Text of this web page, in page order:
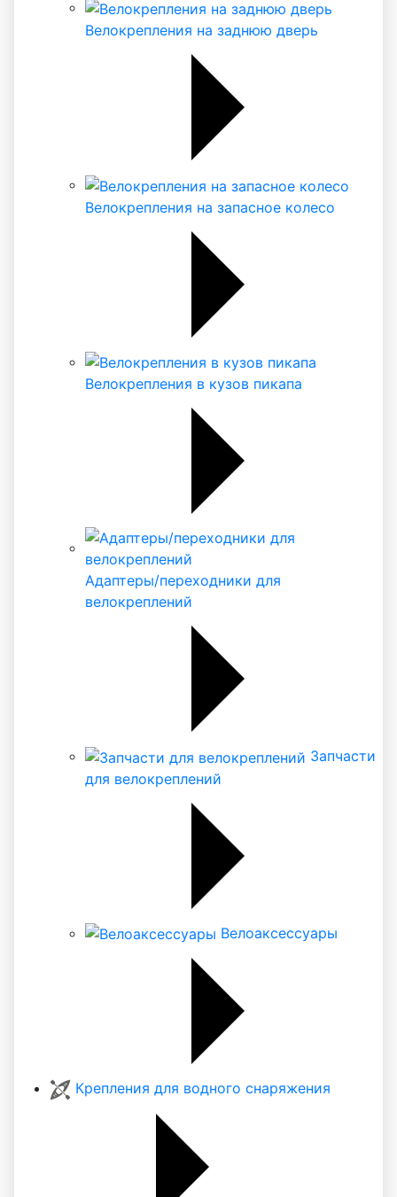
Велокрепления на заднюю дверь
Велокрепления на запасное колесо
Велокрепления в кузов пикапа
Адаптеры/переходники для
велокреплений
Запчасти
для велокреплений
Велоаксессуары
Крепления для водного снаряжения